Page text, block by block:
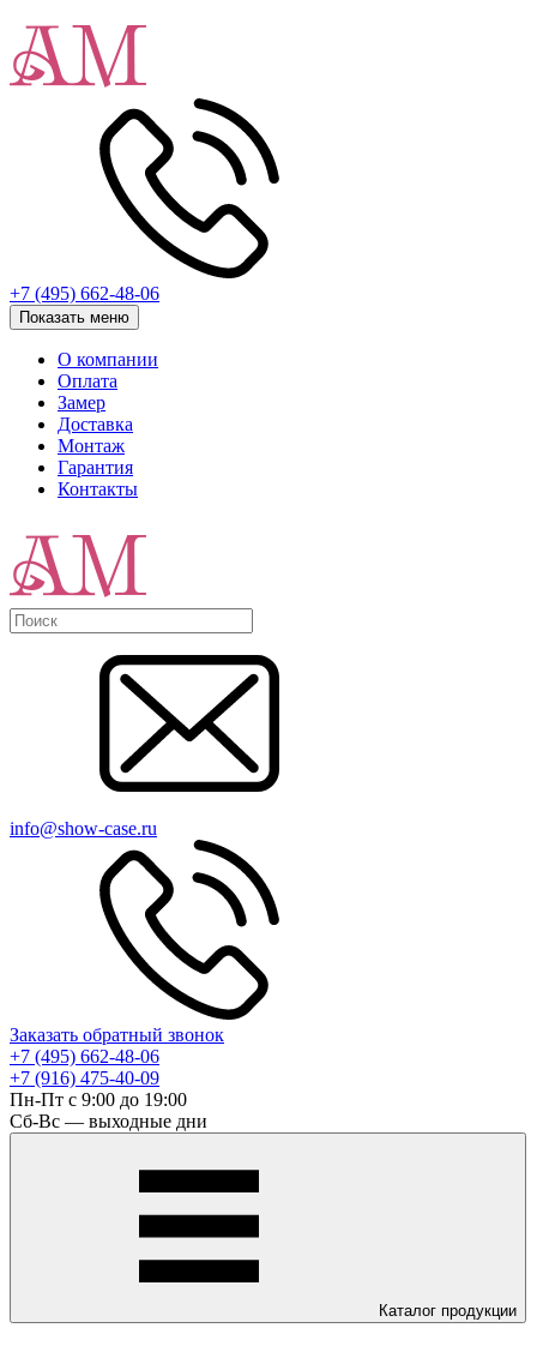
+7 (495) 662-48-06
Показать меню
О компании
Оплата
Замер
Доставка
Монтаж
Гарантия
Контакты
info@show-case.ru
Заказать обратный звонок
+7 (495) 662-48-06
+7 (916) 475-40-09
Пн-Пт с 9:00 до 19:00
Сб-Вс — выходные дни
Каталог продукции